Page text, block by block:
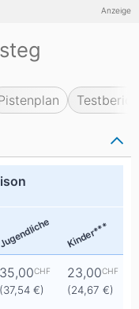
Jugendliche Kinder***
35,00CHF
(37,54 €)
23,00CHF
(24,67 €)
Anzeige